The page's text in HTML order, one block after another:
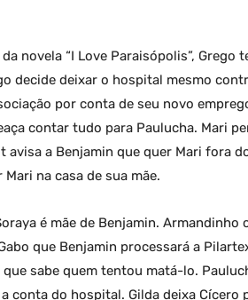
novela “I Love Paraisópolis”, Grego
decide deixar o hospital mesmo
por conta de seu novo
contar tudo para Paulucha. Mari
avisa a Benjamin que quer Mari fora
na casa de sua mãe.
é mãe de Benjamin. Armandinho
que Benjamin processará a
sabe quem tentou matá-lo.
conta do hospital. Gilda deixa Cícero